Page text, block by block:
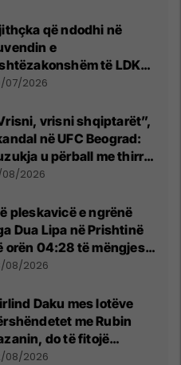
që ndodhi në
e
të LDK-
07/2026
vrisni shqiptarët”,
në UFC Beograd:
u përball me thirrje
shqiptare nga
08/2026
pleskavicë e ngrënë
Dua Lipa në Prishtinë
orën 04:28 të mëngjesit
bota digjitale serbe
08/2026
Daku mes lotëve
me Rubin
do të fitojë
te Spartak Moska
08/2026